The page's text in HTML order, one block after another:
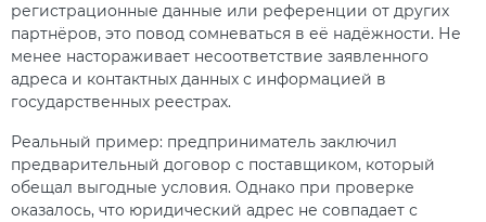
регистрационные данные или референции от других
партнёров, это повод сомневаться в её надёжности. Не
менее настораживает несоответствие заявленного
адреса и контактных данных с информацией в
государственных реестрах.
Реальный пример: предприниматель заключил
предварительный договор с поставщиком, который
обещал выгодные условия. Однако при проверке
оказалось, что юридический адрес не совпадает с